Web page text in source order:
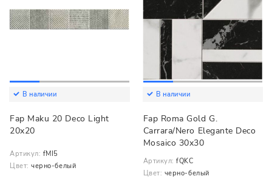
В наличии
Fap Maku 20 Deco Light
20x20
Артикул: fMI5
Цвет: черно-белый
В наличии
Fap Roma Gold G.
Carrara/Nero Elegante Deco
Mosaico 30x30
Артикул: fQKC
Цвет: черно-белый